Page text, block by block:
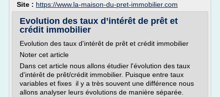
Site : https://www.la-maison-du-pret-immobilier.com
Evolution des taux d’intérêt de prêt et
crédit immobilier
Evolution des taux d'intérêt de prêt et crédit immobilier
Noter cet article
Dans cet article nous allons étudier l'évolution des taux
d'intérêt de prêt/crédit immobilier. Puisque entre taux
variables et fixes il y a très souvent une différence nous
allons analyser leurs évolutions de manière séparée.